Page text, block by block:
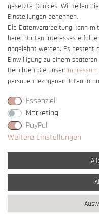
* Alle Preise verstehen sich
** Nur innerhalb Deutschlands©
Rechte vorbehalten
gesetzte Cookies. Wir teilen
Einstellungen benennen.
Die Datenverarbeitung kann
berechtigten Interesses
abgelehnt werden. Es besteht
Einwilligung zu einem
Beachten Sie unser Impressum
personenbezogener Daten in
Essenziell
Marketing
PayPal
Weitere Einstellungen